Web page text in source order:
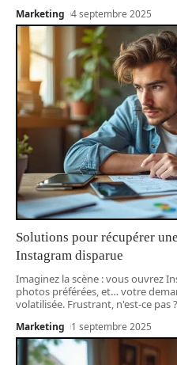
Marketing 4 septembre 2025
Solutions pour récupérer
Instagram disparue
Imaginez la scène : vous ouvrez
photos préférées, et… votre
volatilisée. Frustrant, n'est-ce pas
Marketing 1 septembre 2025